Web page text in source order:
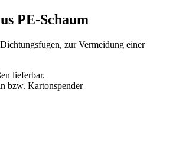
PE-Schaum
zur Vermeidung einer
lieferbar.
bzw. Kartonspender